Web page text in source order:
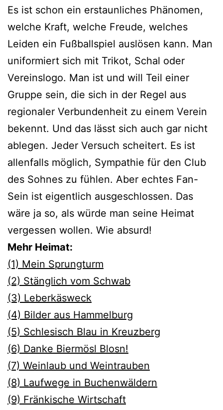
Es ist schon ein erstaunliches Phänomen,
welche Kraft, welche Freude, welches
Leiden ein Fußballspiel auslösen kann. Man
uniformiert sich mit Trikot, Schal oder
Vereinslogo. Man ist und will Teil einer
Gruppe sein, die sich in der Regel aus
regionaler Verbundenheit zu einem Verein
bekennt. Und das lässt sich auch gar nicht
ablegen. Jeder Versuch scheitert. Es ist
allenfalls möglich, Sympathie für den Club
des Sohnes zu fühlen. Aber echtes Fan-
Sein ist eigentlich ausgeschlossen. Das
wäre ja so, als würde man seine Heimat
vergessen wollen. Wie absurd!
Mehr Heimat:
(1) Mein Sprungturm
(2) Stänglich vom Schwab
(3) Leberkäsweck
(4) Bilder aus Hammelburg
(5) Schlesisch Blau in Kreuzberg
(6) Danke Biermösl Blosn!
(7) Weinlaub und Weintrauben
(8) Laufwege in Buchenwäldern
(9) Fränkische Wirtschaft